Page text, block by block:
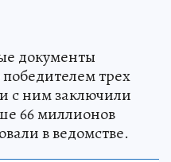
документы
трех
с ним заключили
66 миллионов
в ведомстве.